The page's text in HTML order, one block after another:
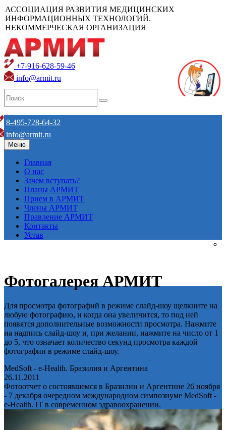
АССОЦИАЦИЯ РАЗВИТИЯ МЕДИЦИНСКИХ
ИНФОРМАЦИОННЫХ ТЕХНОЛОГИЙ.
НЕКОММЕРЧЕСКАЯ ОРГАНИЗАЦИЯ
+7-916-628-59-46
info@armit.ru
8-495-728-64-32
info@armit.ru
Меню
Главная
О нас
Зачем вступать?
Планы АРМИТ
Прием в АРМИТ
Члены АРМИТ
Правление АРМИТ
Контакты
Устав
Фотогалерея АРМИТ
Для просмотра фотографий в режиме слайд-шоу щелкните на
любую фотографию, и когда она увеличится, то под ней
появятся дополнительные возможности просмотра. Нажмите
на надпись слайд-шоу и, при желании, нажмите на число от 1
до 5, что означает количество секунд просмотра каждой
фотографии в режиме слайд-шоу.
MedSoft - e-Health. Бразилия и Аргентина
26.11.2011
Фотоотчет о состоявшемся в Бразилии и Аргентине 26 ноября
- 7 декабря очередном международном симпозиуме MedSoft -
e-Health. IT в современном здравоохранении.